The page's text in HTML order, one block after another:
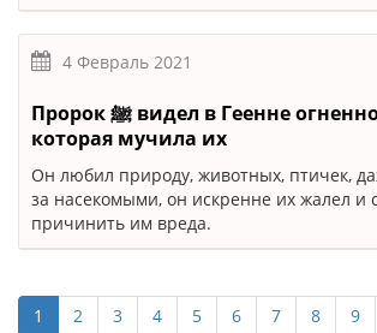
4 Февраль 2021
Пророк ﷺ видел в Геенне огненной женщину,
которая мучила их
Он любил природу, животных, птичек,
за насекомыми, он искренне их жалел и
причинить им вреда.
1 2 3 4 5 6 7 8 9